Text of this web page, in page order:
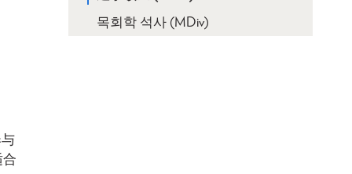
목회학 석사 (MDiv)